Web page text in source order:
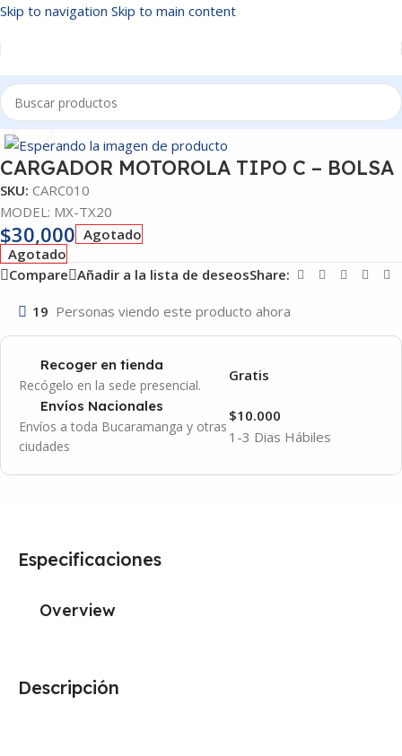
Skip to navigation Skip to main content
Inicio/CARGADORES CELULAR
Click to enlarge
CARGADOR MOTOROLA TIPO C – BOLSA
SKU: CARC010
MODEL: MX-TX20
$30,000 Agotado
Agotado
Compare Añadir a la lista de deseosShare:
19 Personas viendo este producto ahora
Recoger en tienda
Recógelo en la sede presencial.
Gratis
Envíos Nacionales
Envíos a toda Bucaramanga y otras
ciudades
1-3 Dias Hábiles
$10.000
Descripción
Especificaciones
Overview